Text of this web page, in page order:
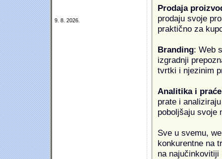
9. 8. 2026.
Prodaja
prodaju svoje
praktično za
Branding: Web
izgradnji
tvrtki i njezinim
Analitika i
prate i
poboljšaju svoje
Sve u svemu,
konkurentne na
na najučinkovitiji